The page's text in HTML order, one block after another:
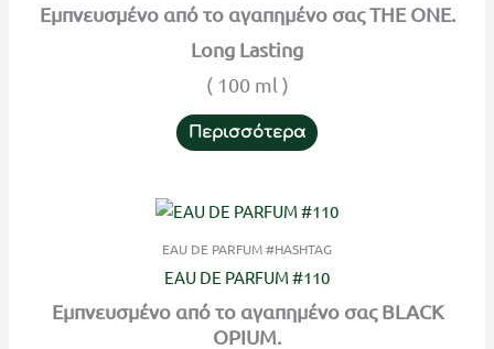
Εμπνευσμένο από το αγαπημένο σας THE ONE.
Long Lasting
( 100 ml )
Περισσότερα
EAU DE PARFUM #HASHTAG
EAU DE PARFUM #110
Εμπνευσμένο από το αγαπημένο σας BLACK
OPIUM.